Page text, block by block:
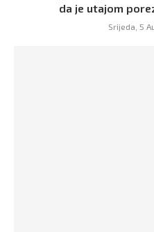
da je utajom
Srijeda, 5